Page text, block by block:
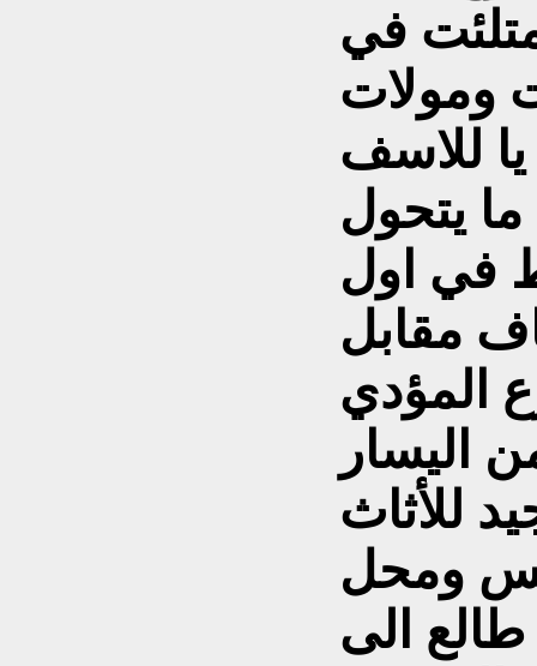
في
ومولات
للاسف
يتحول
في اول
مقابل
المؤدي
اليسار
للأثاث
ومحل
الى